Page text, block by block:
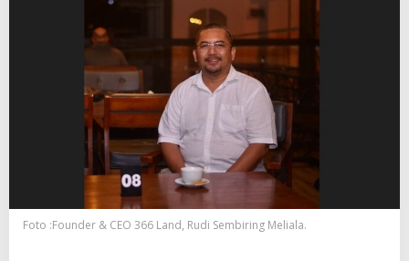
a
n
S
t
a
n
d
a
r
B
Foto :Founder & CEO 366 Land, Rudi Sembiring Meliala.